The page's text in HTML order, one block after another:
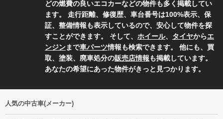
どの燃費の良いエコカーなどの物件も多く掲載してい
ます。 走行距離、修復歴、車台番号は100%表示、保
証、整備情報も表示しているので、安心して物件を探
すことができます。 そして、 ホイール、 タイヤからエ
ンジンまで車パーツ情報も検索できます。 他にも、買
取、塗装、廃車処分の販売店情報も掲載しています。
あなたの希望にあった物件がきっと見つかります。
人気の中古車(メーカー)